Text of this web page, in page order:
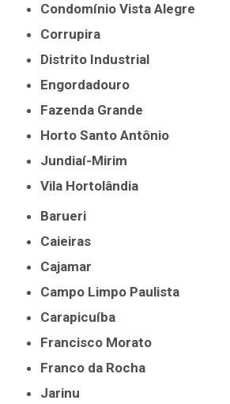
Condomínio Vista Alegre
Corrupira
Distrito Industrial
Engordadouro
Fazenda Grande
Horto Santo Antônio
Jundiaí-Mirim
Vila Hortolândia
Barueri
Caieiras
Cajamar
Campo Limpo Paulista
Carapicuíba
Francisco Morato
Franco da Rocha
Jarinu